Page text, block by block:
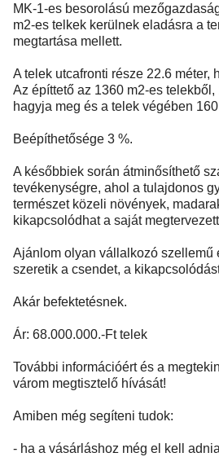
MK-1-es besorolású
m2-es telkek kerülnek eladásra a
megtartása mellett.
A telek utcafronti része 22.6 méter,
Az építtető az 1360 m2-es
hagyja meg és a telek végében
Beépíthetősége 3 %.
A későbbiek során átminősíthető
tevékenységre, ahol a tulajdonos
természet közeli növények,
kikapcsolódhat a saját
Ajánlom olyan vállalkozó szellemű
szeretik a csendet, a
Akár befektetésnek.
Ár: 68.000.000.-Ft telek
További információért és a
várom megtisztelő hívását!
Amiben még segíteni tudok:
- ha a vásárláshoz még el kell